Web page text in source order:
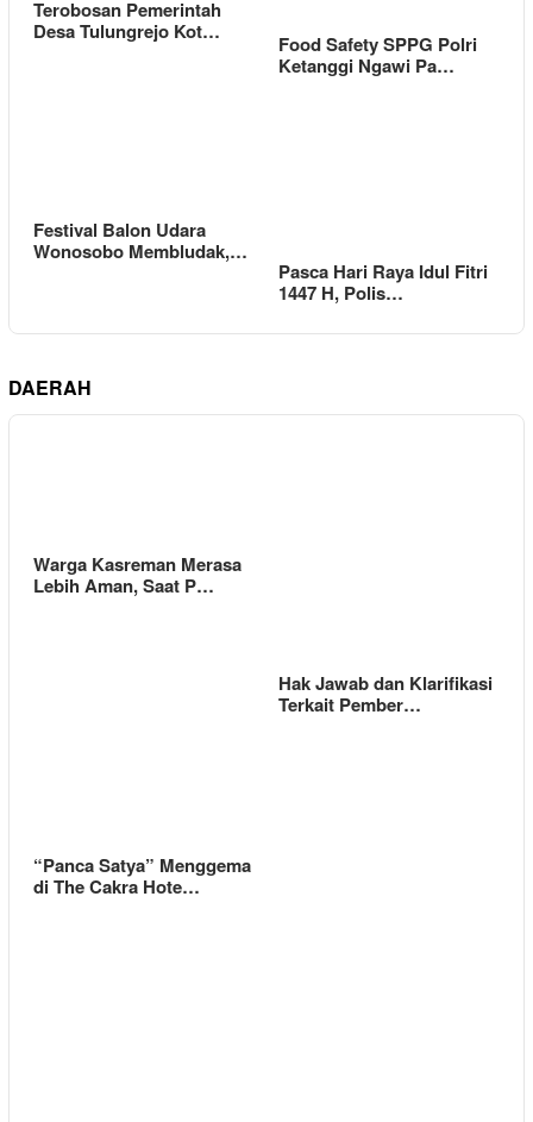
Terobosan Pemerintah
Desa Tulungrejo Kot…
Food Safety SPPG Polri
Ketanggi Ngawi Pa…
Festival Balon Udara
Wonosobo Membludak,…
Pasca Hari Raya Idul Fitri
1447 H, Polis…
DAERAH
Warga Kasreman Merasa
Lebih Aman, Saat P…
Hak Jawab dan Klarifikasi
Terkait Pember…
“Panca Satya” Menggema
di The Cakra Hote…